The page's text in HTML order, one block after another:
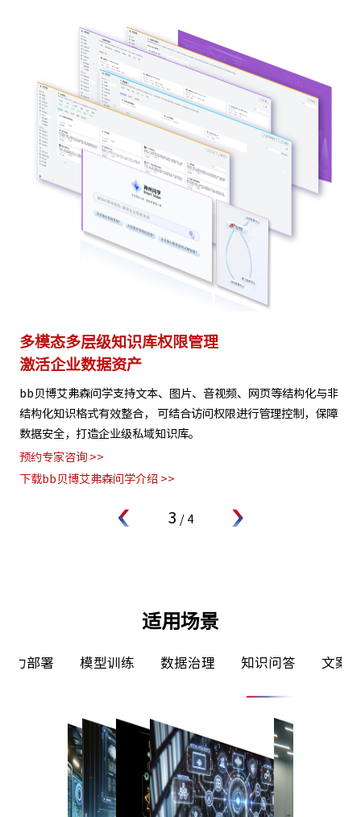
多模态多层级知识库权限管理
激活企业数据资产
bb贝博艾弗森问学支持文本、图片、音视频、网页等结构化与非
结构化知识格式有效整合， 可结合访问权限进行管理控制，保障
数据安全，打造企业级私域知识库。
预约专家咨询 >>
下载bb贝博艾弗森问学介绍 >>
3 / 4
适用场景
模型训练 数据治理 知识问答 文案写作